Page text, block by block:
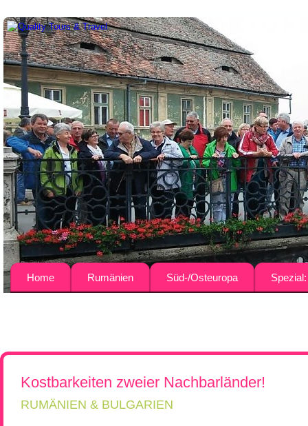
Home Rumänien
Städtereisen
Rumänien & Nachbarländer
Süd-/Osteuropa
Ungarn
Wein-
Kostbarkeiten zweier Nachbarländer!
RUMÄNIEN & BULGARIEN